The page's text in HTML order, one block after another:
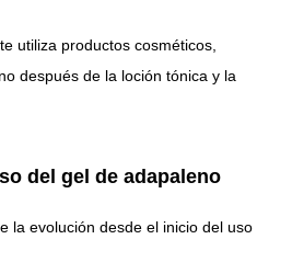
utiliza productos cosméticos,
después de la loción tónica y la
del gel de adapaleno
la evolución desde el inicio del uso